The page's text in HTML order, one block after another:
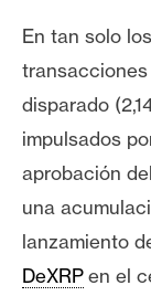
I
A
á
l
i
En tan solo
transacciones
disparado
impulsados
aprobación
una
lanzamiento
DeXRPen el